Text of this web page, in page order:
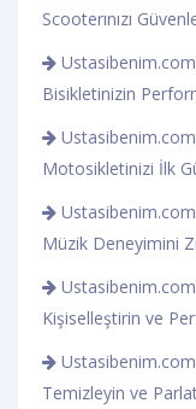
Scooterınızı
Bisikletinizin
Motosikletinizi İlk
Ustasibenim.com
Müzik Deneyimini
Kişiselleştirin ve
Ustasibenim.com
Temizleyin ve